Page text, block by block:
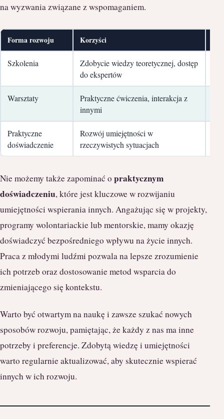
na wyzwania związane z wspomaganiem.
Forma rozwoju Korzyści
Szkolenia
Zdobycie wiedzy teoretycznej, dostęp
do ekspertów
Warsztaty
Praktyczne ćwiczenia, interakcja z
innymi
Praktyczne
doświadczenie
Rozwój umiejętności w
rzeczywistych sytuacjach
Nie możemy także zapominać o praktycznym
doświadczeniu, które jest kluczowe w rozwijaniu
umiejętności wspierania innych. Angażując się w projekty,
programy wolontariackie lub mentorskie, mamy okazję
doświadczyć bezpośredniego wpływu na życie innych.
Praca z młodymi ludźmi pozwala na lepsze zrozumienie
ich potrzeb oraz dostosowanie metod wsparcia do
zmieniającego się kontekstu.
Warto być otwartym na naukę i zawsze szukać nowych
sposobów rozwoju, pamiętając, że każdy z nas ma inne
potrzeby i preferencje. Zdobytą wiedzę i umiejętności
warto regularnie aktualizować, aby skutecznie wspierać
innych w ich rozwoju.